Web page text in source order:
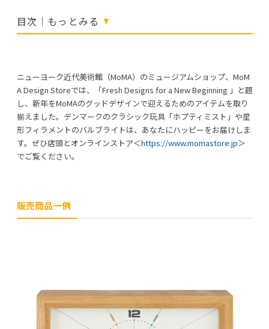
#ニトリ
CLOSE
利用規約
COPYRIGHT © AZSQUARE. ALL RIGHTS RESERVED
目次｜もっとみる
ニューヨーク近代美術館（MoMA）のミュージアムショップ、MoM
A Design Storeでは、「Fresh Designs for a New Beginning 」と題
し、新年をMoMAのグッドデザインで迎えるためのアイテムを取り
揃えました。デンマークのクラシック玩具「ホプティミスト」や星
形フィラメントのバルブライトは、あなたにハッピーをお届けしま
す。ぜひ店頭とオンラインストア＜https://www.momastore.jp＞
でご覧ください。
販売商品一例